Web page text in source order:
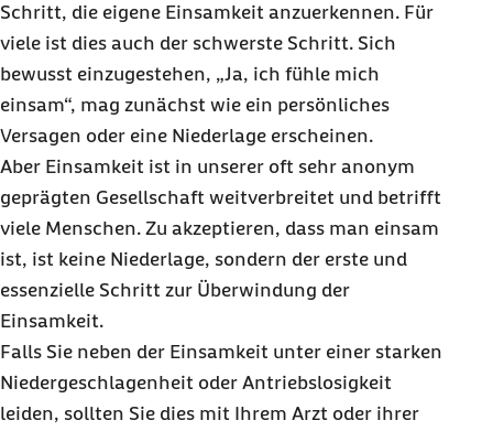
Schritt, die eigene Einsamkeit anzuerkennen. Für
viele ist dies auch der schwerste Schritt. Sich
bewusst einzugestehen, „Ja, ich fühle mich
einsam“, mag zunächst wie ein persönliches
Versagen oder eine Niederlage erscheinen.
Aber Einsamkeit ist in unserer oft sehr anonym
geprägten Gesellschaft weitverbreitet und betrifft
viele Menschen. Zu akzeptieren, dass man einsam
ist, ist keine Niederlage, sondern der erste und
essenzielle Schritt zur Überwindung der
Einsamkeit.
Falls Sie neben der Einsamkeit unter einer starken
Niedergeschlagenheit oder Antriebslosigkeit
leiden, sollten Sie dies mit Ihrem Arzt oder ihrer